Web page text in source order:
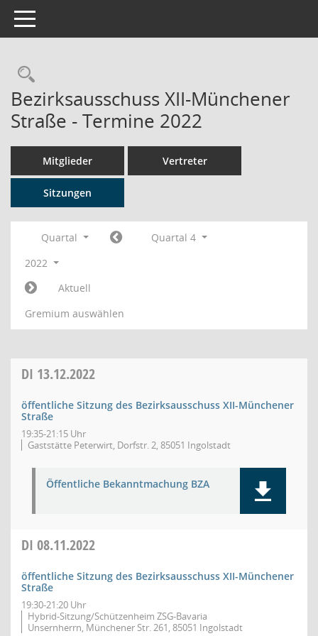
Toggle navigation
Rechercheauswahl
Bezirksausschuss XII-Münchener
Straße - Termine 2022
Mitglieder Vertreter
Sitzungen
Quartal
Quartal 4
2022
Aktuell
Gremium auswählen
DI 13.12.2022
öffentliche Sitzung des Bezirksausschuss XII-Münchener
Straße
19:35-21:15 Uhr
Gaststätte Peterwirt, Dorfstr. 2, 85051 Ingolstadt
Öffentliche Bekanntmachung BZA
DI 08.11.2022
öffentliche Sitzung des Bezirksausschuss XII-Münchener
Straße
19:30-21:20 Uhr
Hybrid-Sitzung/Schützenheim ZSG-Bavaria
Unsernherrn, Münchener Str. 261, 85051 Ingolstadt